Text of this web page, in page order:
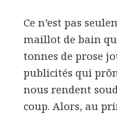
Ce n’est pas
maillot de bain
tonnes de prose
publicités qui
nous rendent
coup. Alors, au